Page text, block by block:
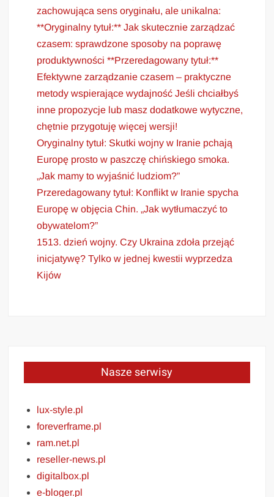
zachowująca sens oryginału, ale unikalna:
**Oryginalny tytuł:** Jak skutecznie zarządzać
czasem: sprawdzone sposoby na poprawę
produktywności **Przeredagowany tytuł:**
Efektywne zarządzanie czasem – praktyczne
metody wspierające wydajność Jeśli chciałbyś
inne propozycje lub masz dodatkowe wytyczne,
chętnie przygotuję więcej wersji!
Oryginalny tytuł: Skutki wojny w Iranie pchają
Europę prosto w paszczę chińskiego smoka.
„Jak mamy to wyjaśnić ludziom?”
Przeredagowany tytuł: Konflikt w Iranie spycha
Europę w objęcia Chin. „Jak wytłumaczyć to
obywatelom?”
1513. dzień wojny. Czy Ukraina zdoła przejąć
inicjatywę? Tylko w jednej kwestii wyprzedza
Kijów
Nasze serwisy
lux-style.pl
foreverframe.pl
ram.net.pl
reseller-news.pl
digitalbox.pl
e-bloger.pl